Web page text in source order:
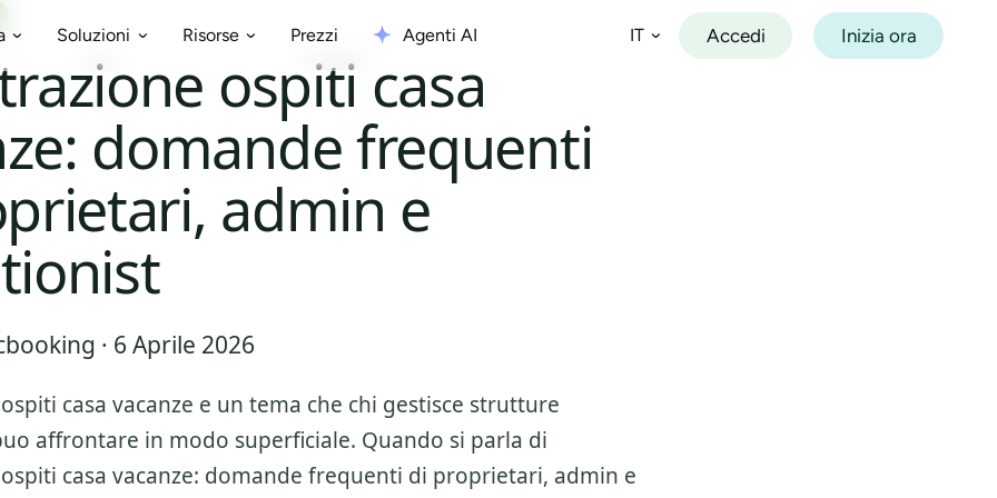
Soluzioni Risorse Prezzi Agenti AI IT Accedi Inizia ora
ospiti casa
domande frequenti
admin e
· 6 Aprile 2026
casa vacanze e un tema che chi gestisce strutture
affrontare in modo superficiale. Quando si parla di
casa vacanze: domande frequenti di proprietari, admin e